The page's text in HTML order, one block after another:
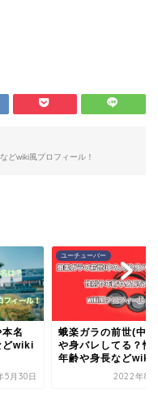
どwiki風プロフィール！
の人)
別や
8月28日
ユーチューバー
めりのちゃんねるの
や本名は？身長や出
どwiki風プロフィー
2022年9